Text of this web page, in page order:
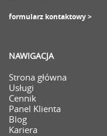
formularz kontaktowy >
NAWIGACJA
Strona główna
Usługi
Cennik
Panel Klienta
Blog
Kariera